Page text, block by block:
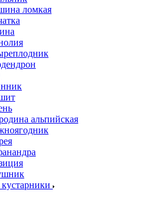
ломкая
альпийская